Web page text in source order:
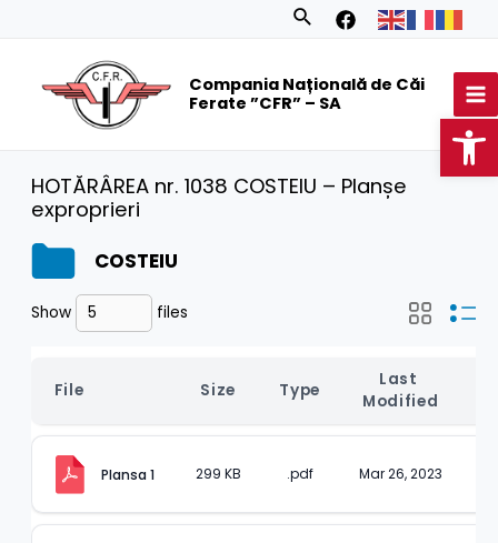
Search
Compania Națională de Căi
Ferate ”CFR” – SA
HOTĂRÂREA nr. 1038 COSTEIU – Planșe
exproprieri
COSTEIU
Show files
File Size Type
Last
Modified
Plansa 1 299 KB .pdf Mar 26, 2023